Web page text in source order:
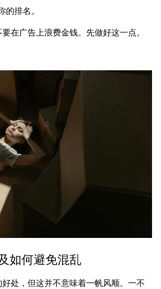
的排名。
在广告上浪费金钱。先做好这一点。
如何避免混乱
处，但这并不意味着一帆风顺。一不